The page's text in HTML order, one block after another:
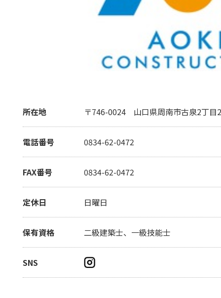
所在地 〒746-0024 山口県周南市古泉2丁目
電話番号 0834-62-0472
FAX番号 0834-62-0472
定休日 日曜日
保有資格 二級建築士、一級技能士
SNS